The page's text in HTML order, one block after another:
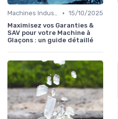
Machines Industrielles • 15/10/2025
Maximisez vos Garanties &
SAV pour votre Machine à
Glaçons : un guide détaillé